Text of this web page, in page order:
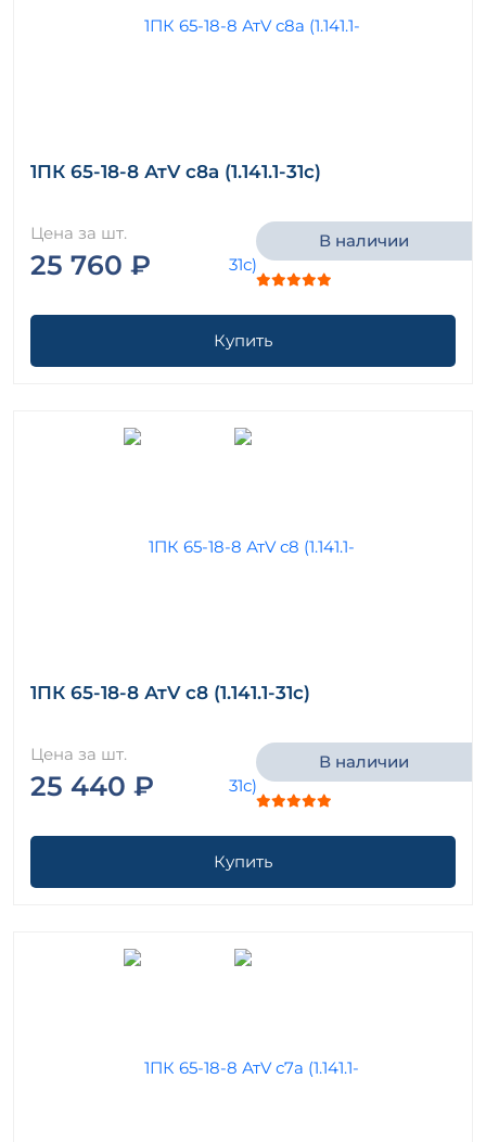
1ПК 65-18-8 АтV с8а (1.141.1-31с)
Цена за шт.
25 760 ₽
В наличии
Купить
1ПК 65-18-8 АтV с8 (1.141.1-31с)
Цена за шт.
25 440 ₽
В наличии
Купить